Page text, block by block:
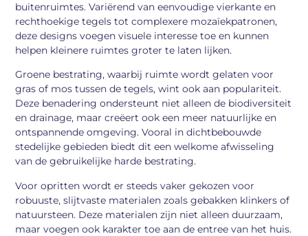
buitenruimtes. Variërend van eenvoudige vierkante en
rechthoekige tegels tot complexere mozaïekpatronen,
deze designs voegen visuele interesse toe en kunnen
helpen kleinere ruimtes groter te laten lijken.
Groene bestrating, waarbij ruimte wordt gelaten voor
gras of mos tussen de tegels, wint ook aan populariteit.
Deze benadering ondersteunt niet alleen de biodiversiteit
en drainage, maar creëert ook een meer natuurlijke en
ontspannende omgeving. Vooral in dichtbebouwde
stedelijke gebieden biedt dit een welkome afwisseling
van de gebruikelijke harde bestrating.
Voor opritten wordt er steeds vaker gekozen voor
robuuste, slijtvaste materialen zoals gebakken klinkers of
natuursteen. Deze materialen zijn niet alleen duurzaam,
maar voegen ook karakter toe aan de entree van het huis.